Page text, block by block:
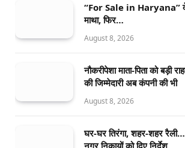
“For Sale in Haryana”
माथा, फिर…
August 8, 2026
नौकरीपेशा माता-पिता को बड़ी
की जिम्मेदारी अब कंपनी की भी
August 8, 2026
घर-घर तिरंगा, शहर-शहर रैली…
नगर निकायों को दिए निर्देश